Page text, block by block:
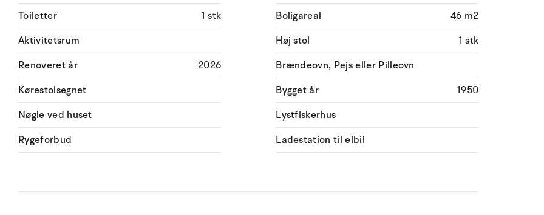
Toiletter
1 stk
Aktivitetsrum
Renoveret år
2026
Kørestolsegnet
Nøgle ved huset
Rygeforbud
Boligareal
46 m2
Høj stol
1 stk
Brændeovn, Pejs eller Pilleovn
Bygget år
1950
Lystfiskerhus
Ladestation til elbil